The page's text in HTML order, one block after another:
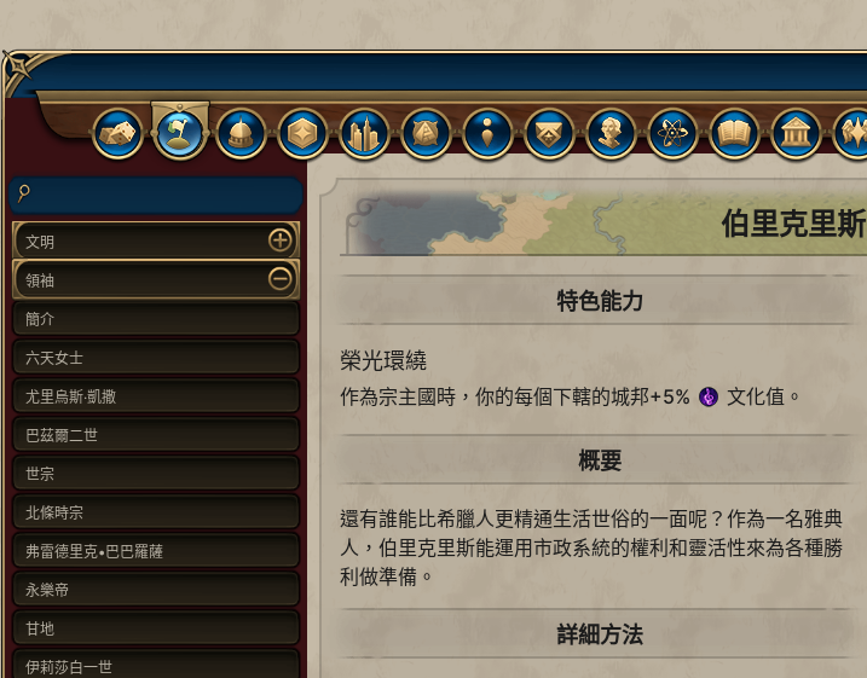
文明
領袖
簡介
六天女士
尤里烏斯‧凱撒
巴茲爾二世
世宗
北條時宗
弗雷德里克•巴巴羅薩
永樂帝
甘地
伊莉莎白一世
伯里克里斯
特色能力
榮光環繞
作為宗主國時，你的每個下轄的城邦+5% 文化值。
概要
還有誰能比希臘人更精通生活世俗的一面呢？作為一名雅典
人，伯里克里斯能運用市政系統的權利和靈活性來為各種勝
利做準備。
詳細方法